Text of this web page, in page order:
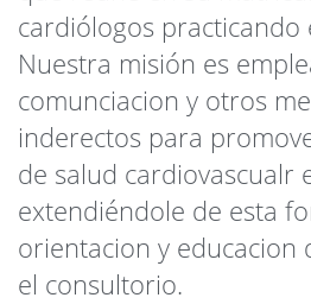
cardiólogos practicando
Nuestra misión es
comunciacion y otros
inderectos para
de salud cardiovascualr
extendiéndole de esta
orientacion y educacion
el consultorio.